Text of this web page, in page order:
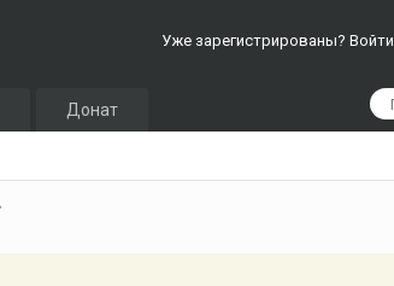
Уже зарегистрированы? Войти
Донат